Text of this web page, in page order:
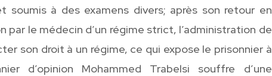
soumis à des examens divers; après son retour en
par le médecin d’un régime strict, l’administration de
son droit à un régime, ce qui expose le prisonnier à
d’opinion Mohammed Trabelsi souffre d’une